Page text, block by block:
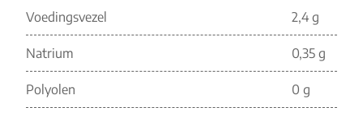
Voedingsvezel 2,4 g
Natrium 0,35 g
Polyolen 0 g